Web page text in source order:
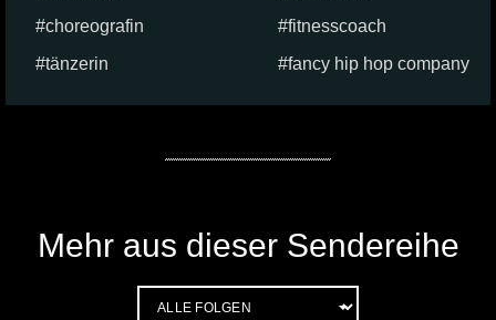
choreografin
fitnesscoach
tänzerin
fancy hip hop company
Mehr aus dieser Sendereihe